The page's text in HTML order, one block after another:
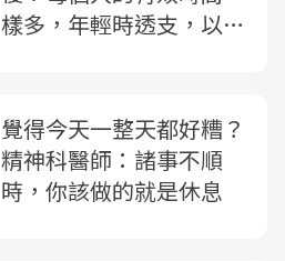
樣多，年輕時透支，以後
覺得今天一整天都好糟？
精神科醫師：諸事不順
時，你該做的就是休息